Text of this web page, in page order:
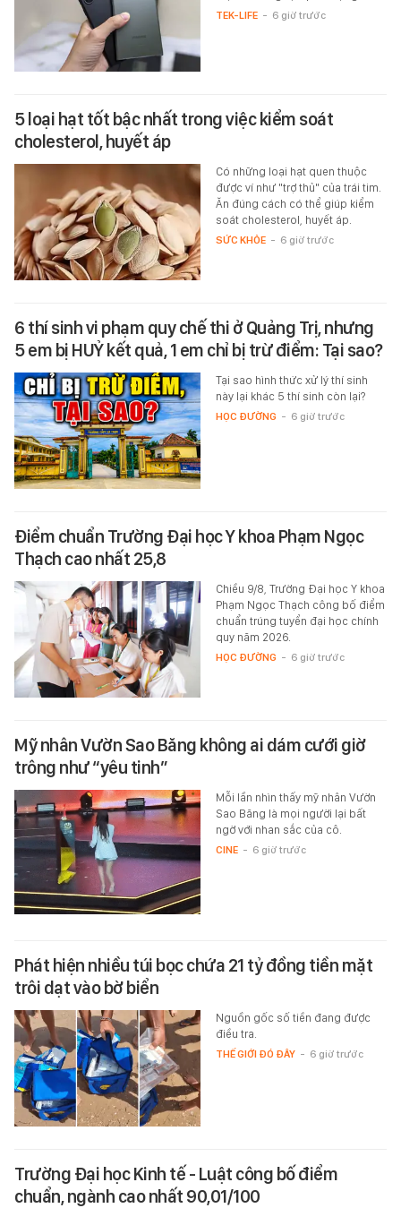
TEK-LIFE - 6 giờ trước
5 loại hạt tốt bậc nhất trong việc kiểm soát
cholesterol, huyết áp
Có những loại hạt quen thuộc
được ví như "trợ thủ" của trái tim.
Ăn đúng cách có thể giúp kiểm
soát cholesterol, huyết áp.
SỨC KHỎE - 6 giờ trước
6 thí sinh vi phạm quy chế thi ở Quảng Trị, nhưng
5 em bị HUỶ kết quả, 1 em chỉ bị trừ điểm: Tại sao?
Tại sao hình thức xử lý thí sinh
này lại khác 5 thí sinh còn lại?
HỌC ĐƯỜNG - 6 giờ trước
Điểm chuẩn Trường Đại học Y khoa Phạm Ngọc
Thạch cao nhất 25,8
Chiều 9/8, Trường Đại học Y khoa
Phạm Ngọc Thạch công bố điểm
chuẩn trúng tuyển đại học chính
quy năm 2026.
HỌC ĐƯỜNG - 6 giờ trước
Mỹ nhân Vườn Sao Băng không ai dám cưới giờ
trông như “yêu tinh”
Mỗi lần nhìn thấy mỹ nhân Vườn
Sao Băng là mọi người lại bất
ngờ với nhan sắc của cô.
CINE - 6 giờ trước
Phát hiện nhiều túi bọc chứa 21 tỷ đồng tiền mặt
trôi dạt vào bờ biển
Nguồn gốc số tiền đang được
điều tra.
THẾ GIỚI ĐÓ ĐÂY - 6 giờ trước
Trường Đại học Kinh tế - Luật công bố điểm
chuẩn, ngành cao nhất 90,01/100